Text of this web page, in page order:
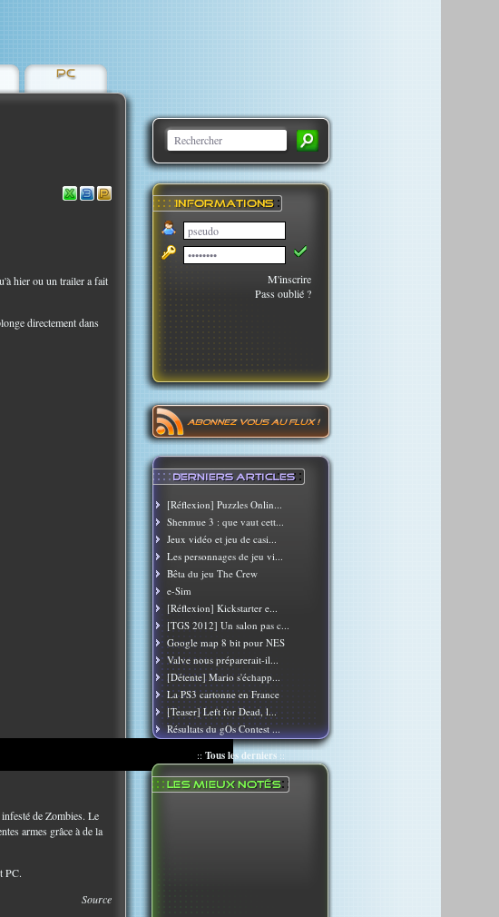
M'inscrire
Pass oublié ?
[Réflexion] Puzzles Onlin...
Shenmue 3 : que vaut cett...
Jeux vidéo et jeu de casi...
Les personnages de jeu vi...
Bêta du jeu The Crew
e-Sim
[Réflexion] Kickstarter e...
[TGS 2012] Un salon pas c...
Google map 8 bit pour NES
Valve nous préparerait-il...
[Détente] Mario s'échapp...
La PS3 cartonne en France
[Teaser] Left for Dead, l...
Résultats du gOs Contest ...
:: Tous les derniers::
hier ou un trailer a fait
directement dans
de Zombies. Le
armes grâce à de la
PC.
Source